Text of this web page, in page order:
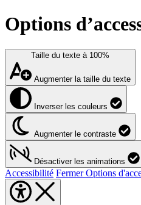
Options
Taille du texte à 100%
Augmenter la taille du texte
Inverser les couleurs
Augmenter le contraste
Désactiver les animations
Accessibilité Fermer Options